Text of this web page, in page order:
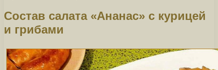
Состав салата «Ананас» с курицей
и грибами